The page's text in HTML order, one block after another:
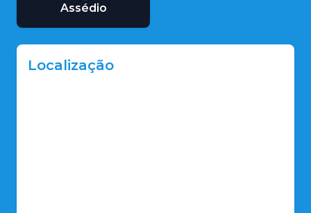
Assédio
Localização